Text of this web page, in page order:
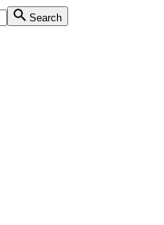
Search